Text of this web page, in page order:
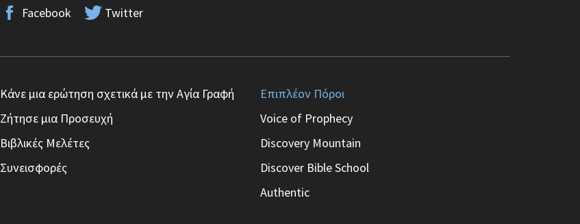
Facebook Twitter
Κάνε μια ερώτηση σχετικά με την Αγία Γραφή
Ζήτησε μια Προσευχή
Βιβλικές Μελέτες
Συνεισφορές
Επιπλέον Πόροι
Voice of Prophecy
Discovery Mountain
Discover Bible School
Authentic